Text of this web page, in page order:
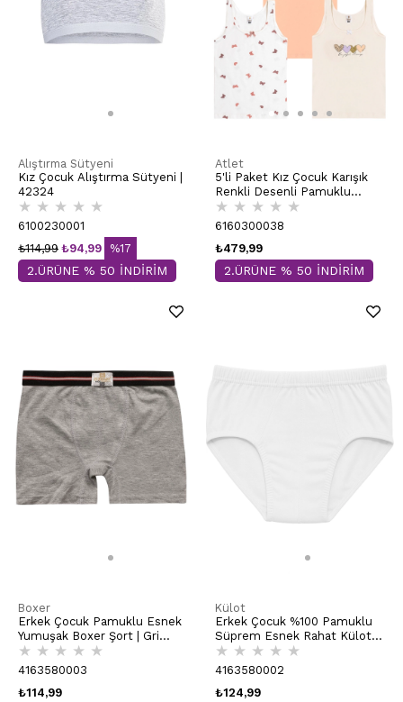
Alıştırma Sütyeni
Kız Çocuk Alıştırma Sütyeni |
42324
★ ★ ★ ★ ★
6100230001
₺94,99
₺114,99 %17
2.ÜRÜNE % 50 İNDİRİM
Atlet
5'li Paket Kız Çocuk Karışık
Renkli Desenli Pamuklu
Yumuşak Kalın Askılı Atlet |
41600
★ ★ ★ ★ ★
6160300038
₺479,99
2.ÜRÜNE % 50 İNDİRİM
Boxer
Erkek Çocuk Pamuklu Esnek
Yumuşak Boxer Şort | Gri
Melanj K0711
★ ★ ★ ★ ★
4163580003
₺114,99
Külot
Erkek Çocuk %100 Pamuklu
Süprem Esnek Rahat Külot |
Beyaz K0710
★ ★ ★ ★ ★
4163580002
₺124,99